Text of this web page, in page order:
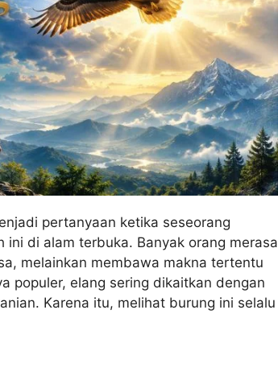
pertanyaan ketika seseorang
di alam terbuka. Banyak orang merasa
melainkan membawa makna tertentu
populer, elang sering dikaitkan dengan
Karena itu, melihat burung ini selalu